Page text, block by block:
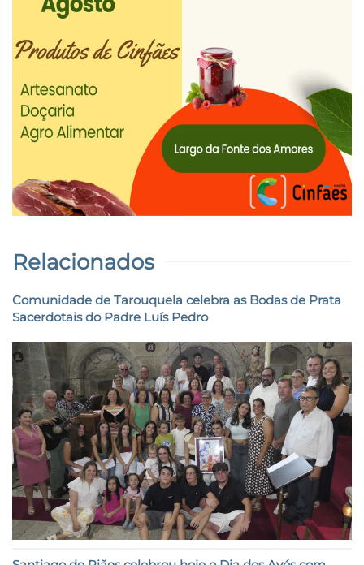
Relacionados
Comunidade de Tarouquela celebra as Bodas de Prata
Sacerdotais do Padre Luís Pedro